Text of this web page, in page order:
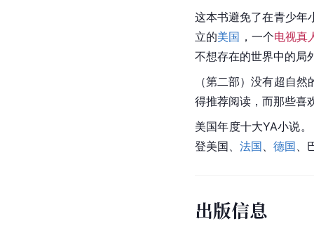
这本书避免了在青少年
立的美国 ，一个电视真
不想存在的世界中的局
（第二部）没有超自
得推荐阅读，而那些喜
美国年度十大YA小说
登美国、 法国、 德国、
出版信息